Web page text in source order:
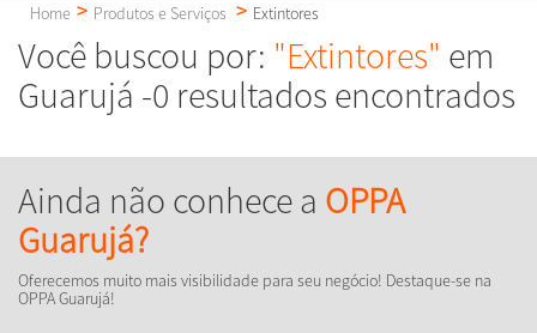
Home
Produtos e Serviços Extintores
Você buscou por: "Extintores" em
Guarujá -0 resultados encontrados
Ainda não conhece a OPPA
Guarujá?
Oferecemos muito mais visibilidade para seu negócio! Destaque-se na
OPPA Guarujá!